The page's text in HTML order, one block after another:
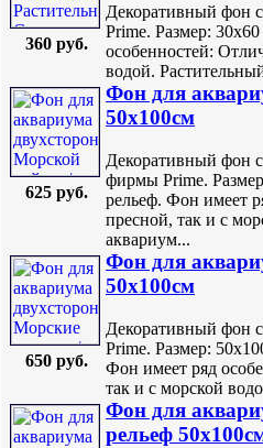
360 руб.
Декоративный фон
Prime. Размер:
особенностей:
водой.
625 руб.
Фон для
50х100см
Декоративный фон
фирмы Prime.
рельеф. Фон имеет
пресной, так и с
аквариум...
650 руб.
Фон для
50х100см
Декоративный фон
Prime. Размер:
Фон имеет ряд
так и с морской
Фон для
рельеф